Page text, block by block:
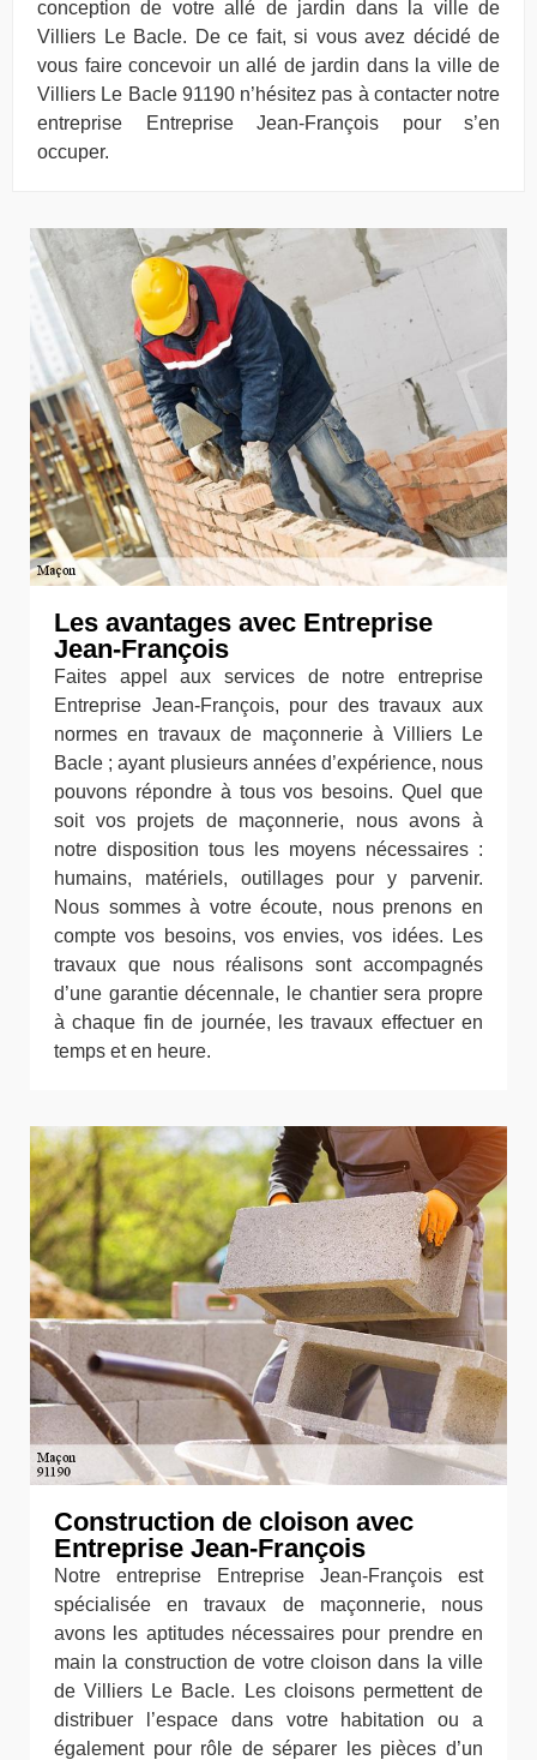
conception de votre allé de jardin dans la ville de
Villiers Le Bacle. De ce fait, si vous avez décidé de
vous faire concevoir un allé de jardin dans la ville de
Villiers Le Bacle 91190 n’hésitez pas à contacter notre
entreprise Entreprise Jean-François pour s’en
occuper.
Les avantages avec Entreprise
Jean-François
Faites appel aux services de notre entreprise
Entreprise Jean-François, pour des travaux aux
normes en travaux de maçonnerie à Villiers Le
Bacle ; ayant plusieurs années d’expérience, nous
pouvons répondre à tous vos besoins. Quel que
soit vos projets de maçonnerie, nous avons à
notre disposition tous les moyens nécessaires :
humains, matériels, outillages pour y parvenir.
Nous sommes à votre écoute, nous prenons en
compte vos besoins, vos envies, vos idées. Les
travaux que nous réalisons sont accompagnés
d’une garantie décennale, le chantier sera propre
à chaque fin de journée, les travaux effectuer en
temps et en heure.
Construction de cloison avec
Entreprise Jean-François
Notre entreprise Entreprise Jean-François est
spécialisée en travaux de maçonnerie, nous
avons les aptitudes nécessaires pour prendre en
main la construction de votre cloison dans la ville
de Villiers Le Bacle. Les cloisons permettent de
distribuer l’espace dans votre habitation ou a
également pour rôle de séparer les pièces d’un